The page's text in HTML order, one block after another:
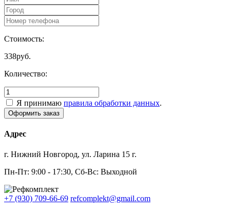
Стоимость:
338руб.
Количество:
Я принимаю правила обработки данных.
Адрес
г. Нижний Новгород, ул. Ларина 15 г.
Пн-Пт: 9:00 - 17:30, Сб-Вс: Выходной
+7 (930) 709-66-69 refcomplekt@gmail.com